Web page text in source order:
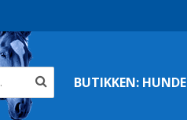
BUTIKKEN:HUNDE